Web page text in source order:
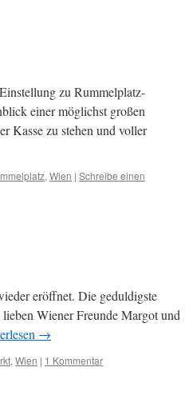
zu Rummelplatz-
einer möglichst großen
Kasse zu stehen und voller
, Wien | Schreibe einen
eröffnet. Die geduldigste
Wiener Freunde Margot und
→
, Wien | 1 Kommentar